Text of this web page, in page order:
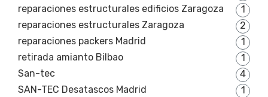
reparaciones estructurales edificios Zaragoza
1
reparaciones estructurales Zaragoza
2
reparaciones packers Madrid
1
retirada amianto Bilbao
1
San-tec
4
SAN-TEC Desatascos Madrid
1